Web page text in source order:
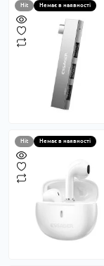
Hit Немає в наявності
Hit Немає в наявності